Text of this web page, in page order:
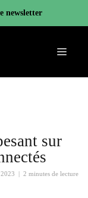
newsletter
Menu
sur
2 minutes de lecture